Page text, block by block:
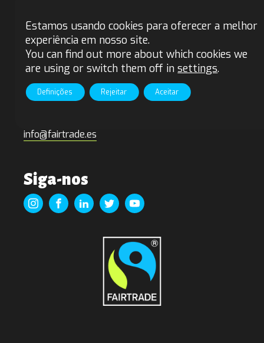
Contato
Fairtrade Ibérica
Impact Hub Madrid
c/ Alameda 22
28014, Madri Espanha
info@fairtrade.es
Siga-nos
Estamos usando cookies para oferecer a melhor
experiência em nosso site.
You can find out more about which cookies we
are using or switch them off insettings.
Aceitar
Rejeitar
Definições